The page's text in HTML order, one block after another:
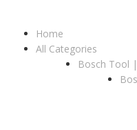
Home
All Categories
Bosch Tool